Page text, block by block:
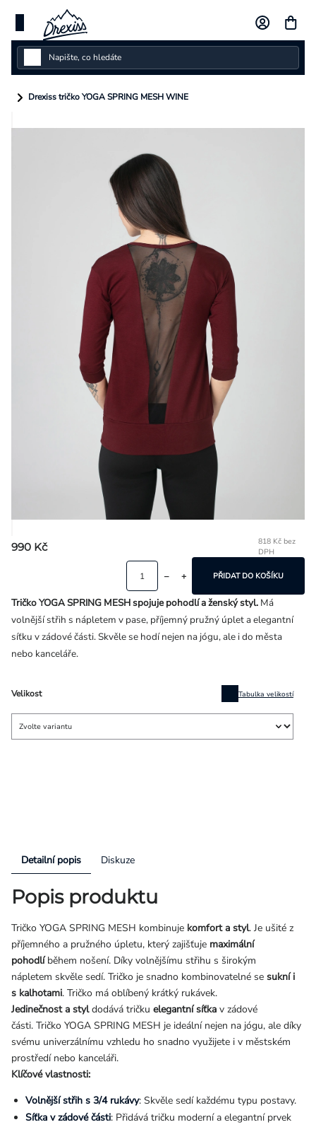
obsah
Dámské
Dětské
Drexiss tričko YOGA SPRING MESH WINE
990 Kč
818 Kč bez
DPH
Velikost Tabulka velikostí
PŘIDAT DO KOŠÍKU
Tričko YOGA SPRING MESH spojuje pohodlí a ženský styl. Má
volnější střih s nápletem v pase, příjemný pružný úplet a elegantní
síťku v zádové části. Skvěle se hodí nejen na jógu, ale i do města
nebo kanceláře.
Detailní popis Diskuze
Popis produktu
Tričko YOGA SPRING MESH kombinuje komfort a styl. Je ušité z
příjemného a pružného úpletu, který zajišťuje maximální
pohodlí během nošení. Díky volnějšímu střihu s širokým
nápletem skvěle sedí. Tričko je snadno kombinovatelné se sukní i
s kalhotami. Tričko má oblíbený krátký rukávek.
Jedinečnost a styldodává tričku elegantní síťka v zádové
části. Tričko YOGA SPRING MESH je ideální nejen na jógu, ale díky
svému univerzálnímu vzhledu ho snadno využijete i v městském
prostředí nebo kanceláři.
Klíčové vlastnosti:
Volnější střih s 3/4 rukávy: Skvěle sedí každému typu postavy.
Síťka v zádové části: Přidává tričku moderní a elegantní prvek